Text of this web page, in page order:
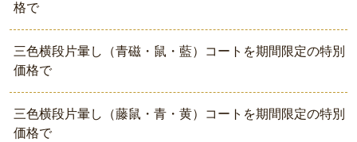
格で
三色横段片暈し（青磁・鼠・藍）コートを期間限定の特別
価格で
三色横段片暈し（藤鼠・青・黄）コートを期間限定の特別
価格で